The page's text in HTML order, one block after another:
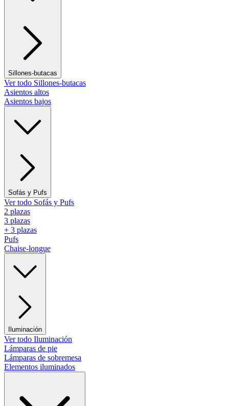
Sillones-butacas
Ver todo Sillones-butacas
Asientos altos
Asientos bajos
Sofás y Pufs
Ver todo Sofás y Pufs
2 plazas
3 plazas
+ 3 plazas
Pufs
Chaise-longue
Iluminación
Ver todo Iluminación
Lámparas de pie
Lámparas de sobremesa
Elementos iluminados